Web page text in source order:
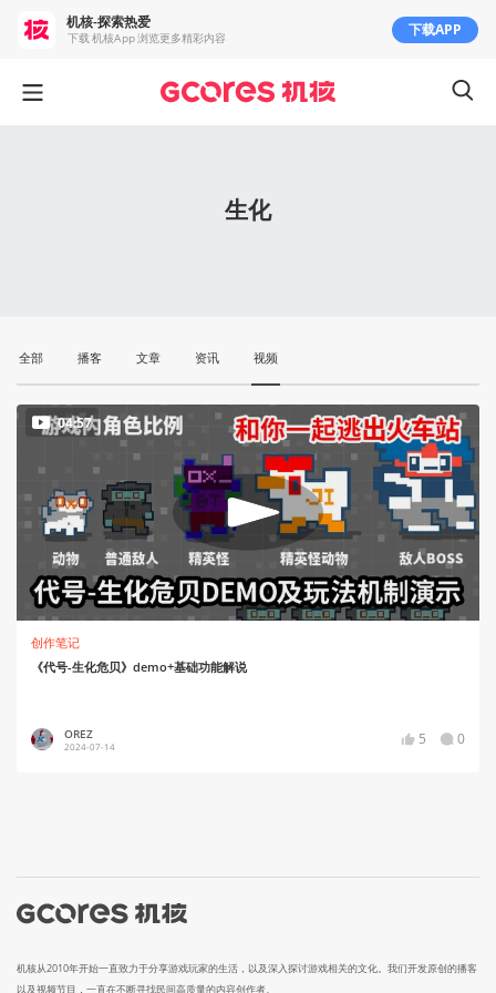
生化
全部 播客 文章 资讯 视频
04:57
创作笔记
《代号-生化危贝》demo+基础功能解说
OREZ
2024-07-14 5 0
机核从2010年开始一直致力于分享游戏玩家的生活，以及深入探讨游戏相关的文化。我们开发原创的播客
以及视频节目，一直在不断寻找民间高质量的内容创作者。
机核-探索热爱
下载 机核App 浏览更多精彩内容 下载APP